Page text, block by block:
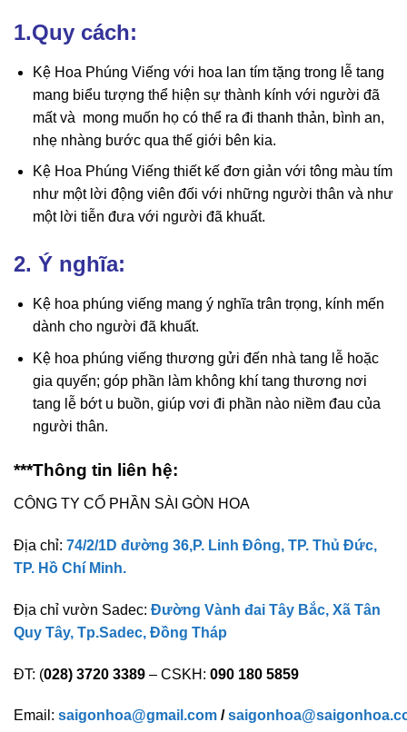
1.Quy cách:
Kệ Hoa Phúng Viếng với hoa lan tím tặng trong lễ tang
mang biểu tượng thể hiện sự thành kính với người đã
mất và mong muốn họ có thể ra đi thanh thản, bình an,
nhẹ nhàng bước qua thế giới bên kia.
Kệ Hoa Phúng Viếng thiết kế đơn giản với tông màu tím
như một lời động viên đối với những người thân và như
một lời tiễn đưa với người đã khuất.
2. Ý nghĩa:
Kệ hoa phúng viếng mang ý nghĩa trân trọng, kính mến
dành cho người đã khuất.
Kệ hoa phúng viếng thương gửi đến nhà tang lễ hoặc
gia quyến; góp phần làm không khí tang thương nơi
tang lễ bớt u buồn, giúp vơi đi phần nào niềm đau của
người thân.
***Thông tin liên hệ:
CÔNG TY CỔ PHẦN SÀI GÒN HOA
Địa chỉ: 74/2/1D đường 36,P. Linh Đông, TP. Thủ Đức,
TP. Hồ Chí Minh.
Địa chỉ vườn Sadec: Đường Vành đai Tây Bắc, Xã Tân
Quy Tây, Tp.Sadec, Đồng Tháp
ĐT: (028) 3720 3389 – CSKH: 090 180 5859
Email: saigonhoa@gmail.com /